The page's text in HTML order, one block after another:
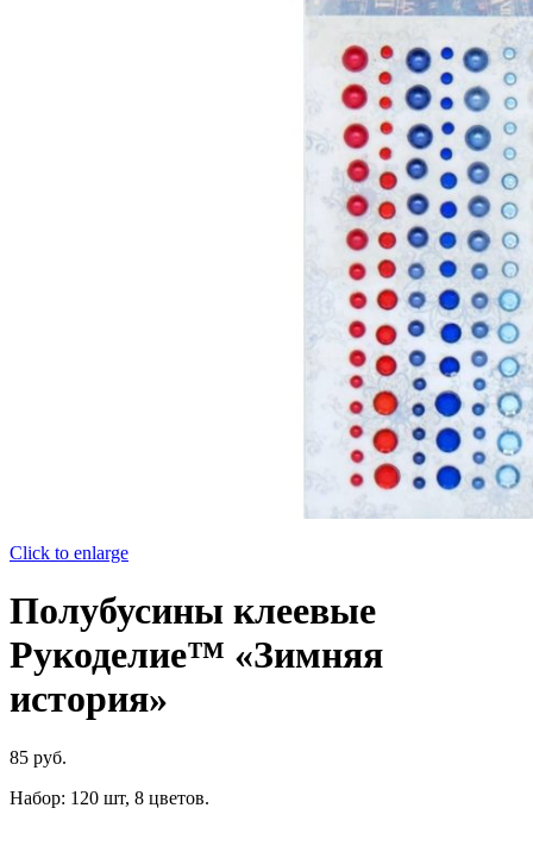
Click to enlarge
Полубусины клеевые
Рукоделие™ «Зимняя
история»
85 руб.
Набор: 120 шт, 8 цветов.